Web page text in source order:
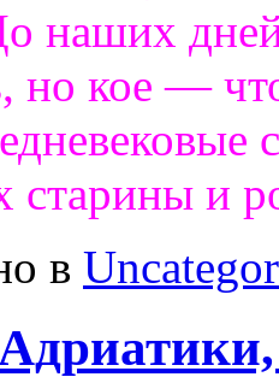
наших
но кое —
старины и
в